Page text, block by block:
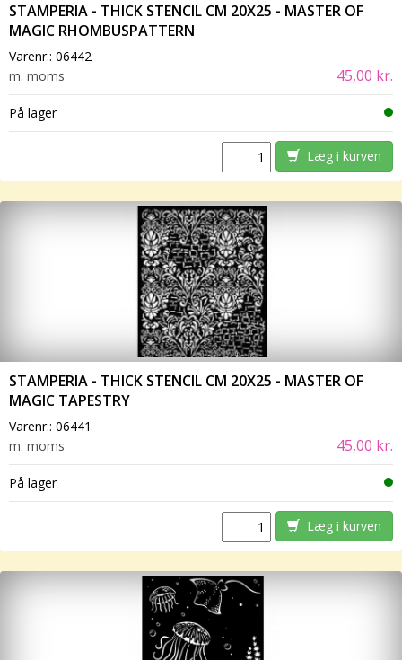
STAMPERIA - THICK STENCIL CM 20X25 - MASTER OF
MAGIC RHOMBUSPATTERN
Varenr.: 06442
m. moms
45,00 kr.
På lager
Læg i kurven
STAMPERIA - THICK STENCIL CM 20X25 - MASTER OF
MAGIC TAPESTRY
Varenr.: 06441
m. moms
45,00 kr.
På lager
Læg i kurven